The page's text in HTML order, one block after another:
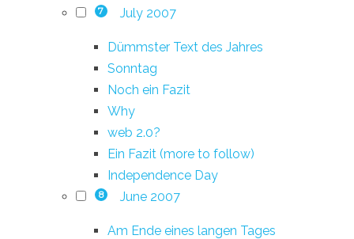
7 July 2007
Dümmster Text des Jahres
Sonntag
Noch ein Fazit
Why
web 2.0?
Ein Fazit (more to follow)
Independence Day
8 June 2007
Am Ende eines langen Tages